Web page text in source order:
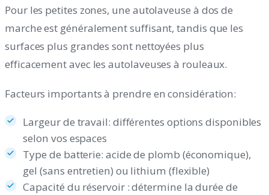
Pour les petites zones, une autolaveuse à dos de
marche est généralement suffisant, tandis que les
surfaces plus grandes sont nettoyées plus
efficacement avec les autolaveuses à rouleaux.
Facteurs importants à prendre en considération:
Largeur de travail: différentes options disponibles
selon vos espaces
Type de batterie: acide de plomb (économique),
gel (sans entretien) ou lithium (flexible)
Capacité du réservoir : détermine la durée de